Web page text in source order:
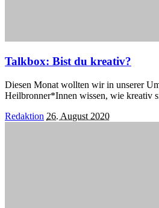
Talkbox: Bist du kreativ?
Diesen Monat wollten wir in unserer
Heilbronner*Innen wissen, wie kreativ
Posted
Redaktion 26. August 2020